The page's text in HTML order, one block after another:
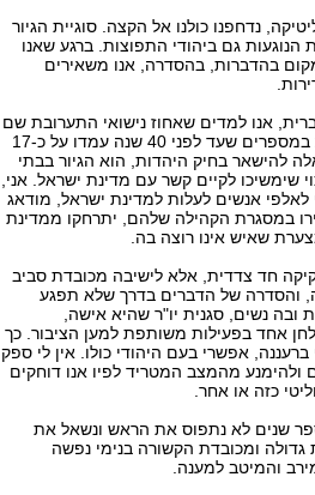
נדחפנו כולנו אל הקצה. סוגיית הגיור
הנוגעות גם ביהודי התפוצות. ברגע שאנו
בהדברות, בהסדרה, אנו משאירים
אנו למדים שאחוז נישואי התערובת שם
היום הוא 58%. זוהי קפיצה משמעותית במספרים שעד לפני 40 שנה עמדו על כ-17
להישאר בחיק היהדות, הוא הגיור בבתי
שימשיכו לקיים קשר עם מדינת ישראל. אני,
אנשים לעלות למדינת ישראל, מודאג
במסגרת הקהילה שלהם, יתרחקו ממדינת
שאיש אינו רוצה בה.
חד צדדית, אלא לישיבה מכובדת סביב
והסדרה של הדברים בדרך שלא תפגע
ובה נשים, סגנית יו"ר שהיא אישה,
אחד בפעילות משותפת למען הציבור. כך
אפשרי בעם היהודי כולו. אין לי ספק
מהמצב המטריד לפיו אנו דוחקים
כזה או אחר.
שנים לא נתפוס את הראש ונשאל את
גדולה ומכובדת הקשורה בנימי נפשה
והמיטב למענה.